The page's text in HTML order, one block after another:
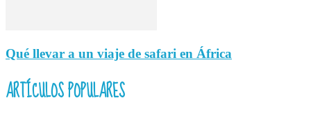
Qué llevar a un viaje de safari en África
ARTÍCULOS POPULARES